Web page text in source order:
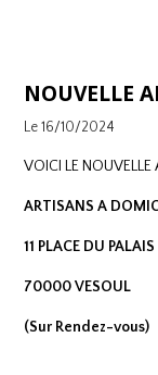
NOUVELLE
Le 16/10/2024
VOICI LE NOUVELLE
ARTISANS A
11 PLACE DU PALAIS
70000 VESOUL
(Sur Rendez-vous)